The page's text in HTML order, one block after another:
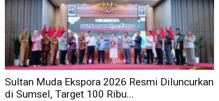
Sultan Muda Ekspora 2026 Resmi Diluncurkan
di Sumsel, Target 100 Ribu...